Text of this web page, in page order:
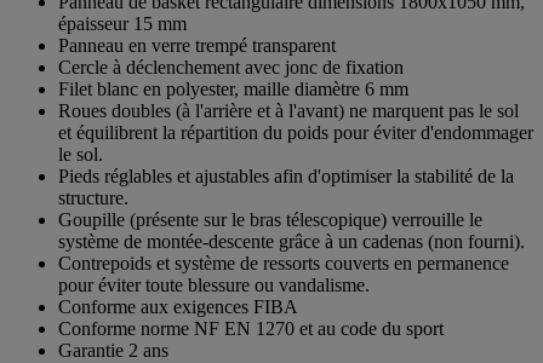
épaisseur 15 mm
Panneau en verre trempé transparent
Cercle à déclenchement avec jonc de fixation
Filet blanc en polyester, maille diamètre 6 mm
Roues doubles (à l'arrière et à l'avant) ne marquent pas le sol
et équilibrent la répartition du poids pour éviter d'endommager
le sol.
Pieds réglables et ajustables afin d'optimiser la stabilité de la
structure.
Goupille (présente sur le bras télescopique) verrouille le
système de montée-descente grâce à un cadenas (non fourni).
Contrepoids et système de ressorts couverts en permanence
pour éviter toute blessure ou vandalisme.
Conforme aux exigences FIBA
Conforme norme NF EN 1270 et au code du sport
Garantie 2 ans